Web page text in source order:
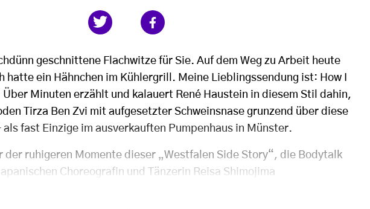
geschnittene Flachwitze für Sie. Auf dem Weg zu Arbeit heute
hatte ein Hähnchen im Kühlergrill. Meine Lieblingssendung ist: How I
Minuten erzählt und kalauert René Haustein in diesem Stil dahin,
Tirza Ben Zvi mit aufgesetzter Schweinsnase grunzend über diese
als fast Einzige im ausverkauften Pumpenhaus in Münster.
der ruhigeren Momente dieser „Westfalen Side Story“, die Bodytalk
Choreografin und Tänzerin Reisa Shimojima